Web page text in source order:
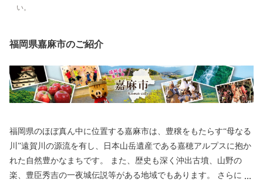
い。
福岡県嘉麻市のご紹介
福岡県のほぼ真ん中に位置する嘉麻市は、豊穣をもたらす“母なる
川”遠賀川の源流を有し、日本山岳遺産である嘉穂アルプスに抱か
れた自然豊かなまちです。 また、歴史も深く沖出古墳、山野の
楽、豊臣秀吉の一夜城伝説等がある地域でもあります。 さらに、